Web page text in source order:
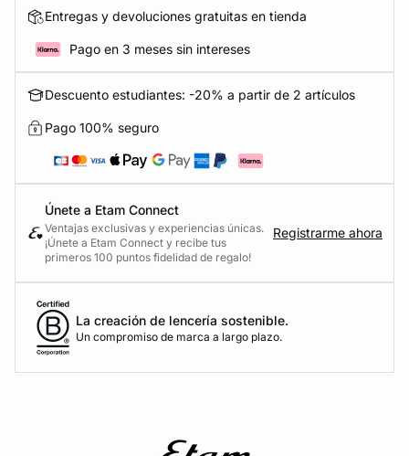
Entregas y devoluciones gratuitas en tienda
Pago en 3 meses sin intereses
Descuento estudiantes: -20% a partir de 2 artículos
Pago 100% seguro
Únete a Etam Connect
Ventajas exclusivas y experiencias únicas.
¡Únete a Etam Connect y recibe tus
primeros 100 puntos fidelidad de regalo!
Registrarme ahora
La creación de lencería sostenible.
Un compromiso de marca a largo plazo.